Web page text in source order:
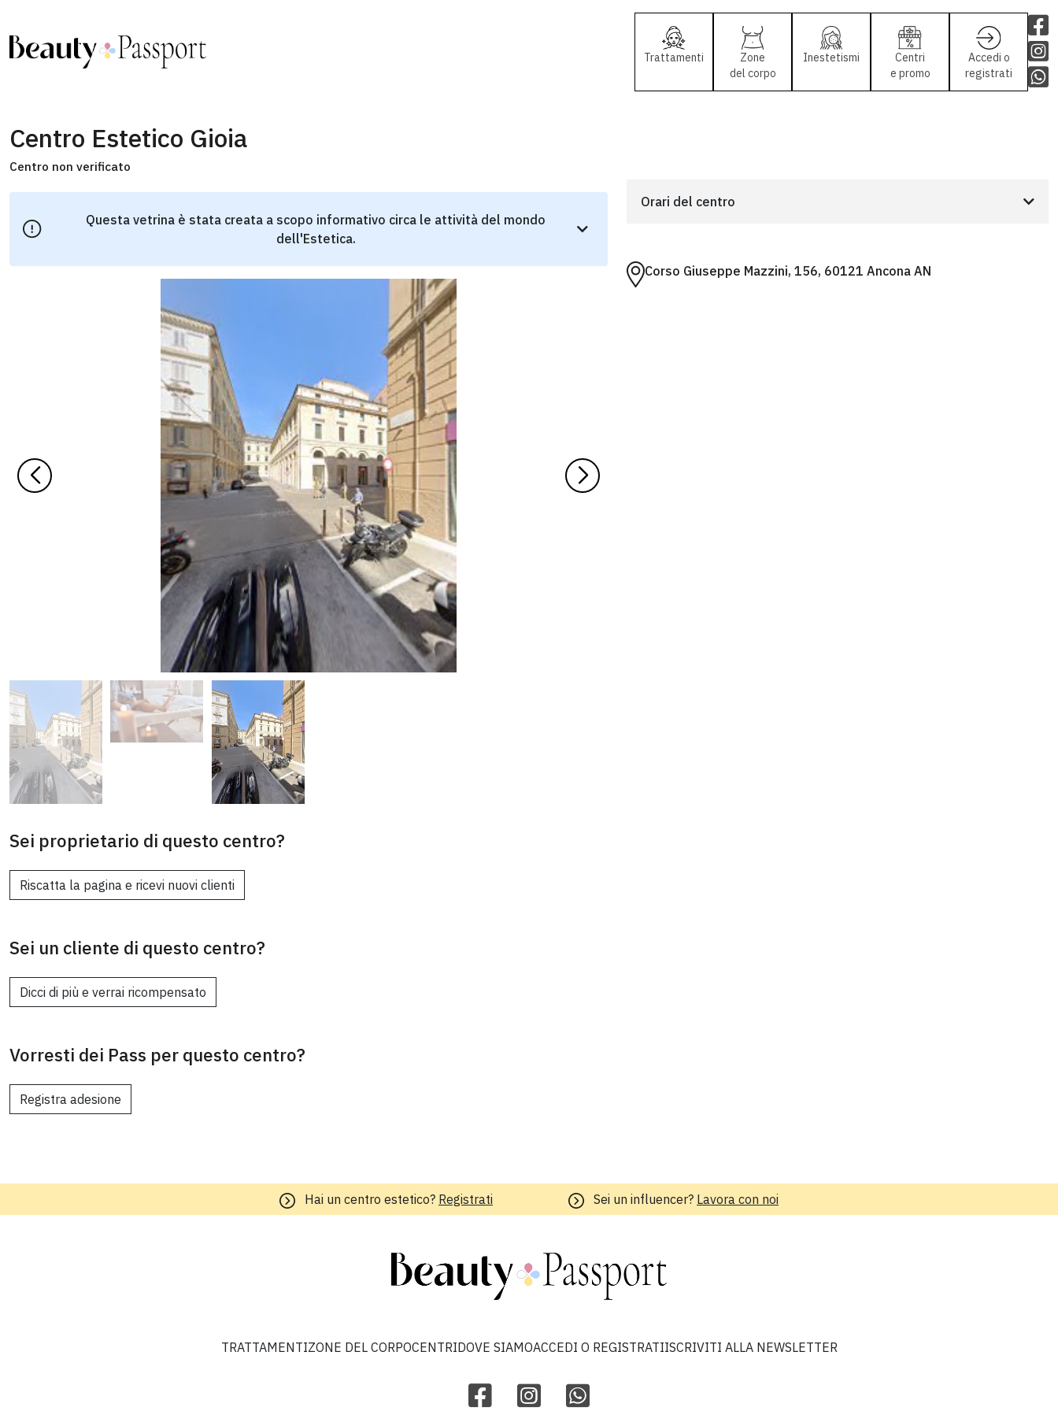
Trattamenti
Zone
del corpo
Inestetismi
Centri
e promo
Accedi o
registrati
Centro Estetico Gioia
Centro non verificato
Questa vetrina è stata creata a scopo informativo circa le attività del mondo
dell'Estetica.
Sei proprietario di questo centro?
Riscatta la pagina e ricevi nuovi clienti
Sei un cliente di questo centro?
Dicci di più e verrai ricompensato
Vorresti dei Pass per questo centro?
Registra adesione
Orari del centro
Corso Giuseppe Mazzini, 156, 60121 Ancona AN
Hai un centro estetico? Registrati Sei un influencer? Lavora con noi
TRATTAMENTIZONE DEL CORPOCENTRIDOVE SIAMOACCEDI O REGISTRATIISCRIVITI ALLA NEWSLETTER